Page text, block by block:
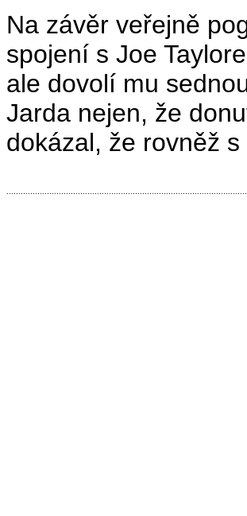
Na závěr veřejně
spojení s Joe
ale dovolí mu
Jarda nejen, že
dokázal, že rovněž